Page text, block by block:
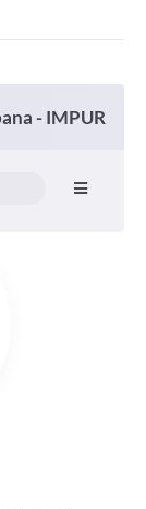
- IMPUR